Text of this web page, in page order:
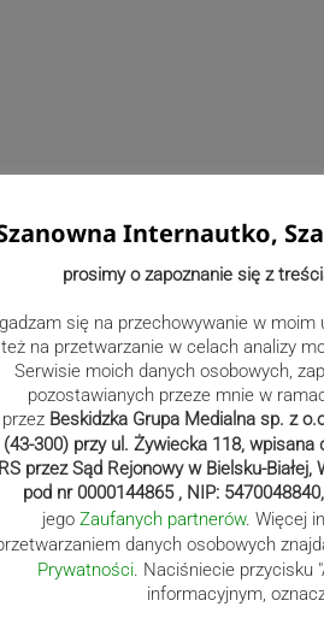
Internautko,
prosimy o zapoznanie się z
się na przechowywanie w moim
też na przetwarzanie w celach analizy
Serwisie moich danych osobowych,
pozostawianych przeze mnie w
przez Beskidzka Grupa Medialna sp. z
(43-300) przy ul. Żywiecka 118,
przez Sąd Rejonowy w Bielsku-Białej,
pod nr 0000144865 , NIP:
jego Zaufanych partnerów. Więcej
danych osobowych
Prywatności . Naciśniecie przycisku
informacyjnym,